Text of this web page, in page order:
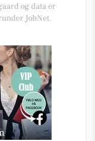
og data er
JobNet.